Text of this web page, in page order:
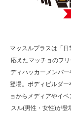
マッスルプラスは「
応えたマッチョのフ
ディハッカーメンバ
登場。ボディビルダ
ョからメディアやイ
スル(男性・女性)が登